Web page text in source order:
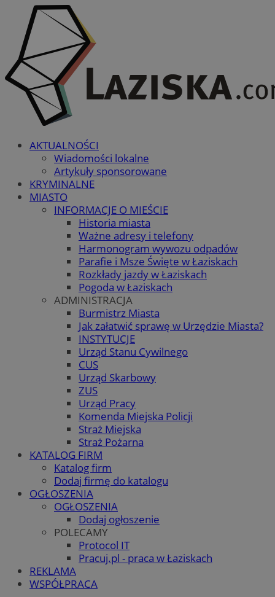
AKTUALNOŚCI
Wiadomości lokalne
Artykuły sponsorowane
KRYMINALNE
MIASTO
INFORMACJE O MIEŚCIE
Historia miasta
Ważne adresy i telefony
Harmonogram wywozu odpadów
Parafie i Msze Święte w Łaziskach
Rozkłady jazdy w Łaziskach
Pogoda w Łaziskach
ADMINISTRACJA
Burmistrz Miasta
Jak załatwić sprawę w Urzędzie Miasta?
INSTYTUCJE
Urząd Stanu Cywilnego
CUS
Urząd Skarbowy
ZUS
Urząd Pracy
Komenda Miejska Policji
Straż Miejska
Straż Pożarna
KATALOG FIRM
Katalog firm
Dodaj firmę do katalogu
OGŁOSZENIA
OGŁOSZENIA
Dodaj ogłoszenie
POLECAMY
Protocol IT
Pracuj.pl - praca w Łaziskach
REKLAMA
WSPÓŁPRACA